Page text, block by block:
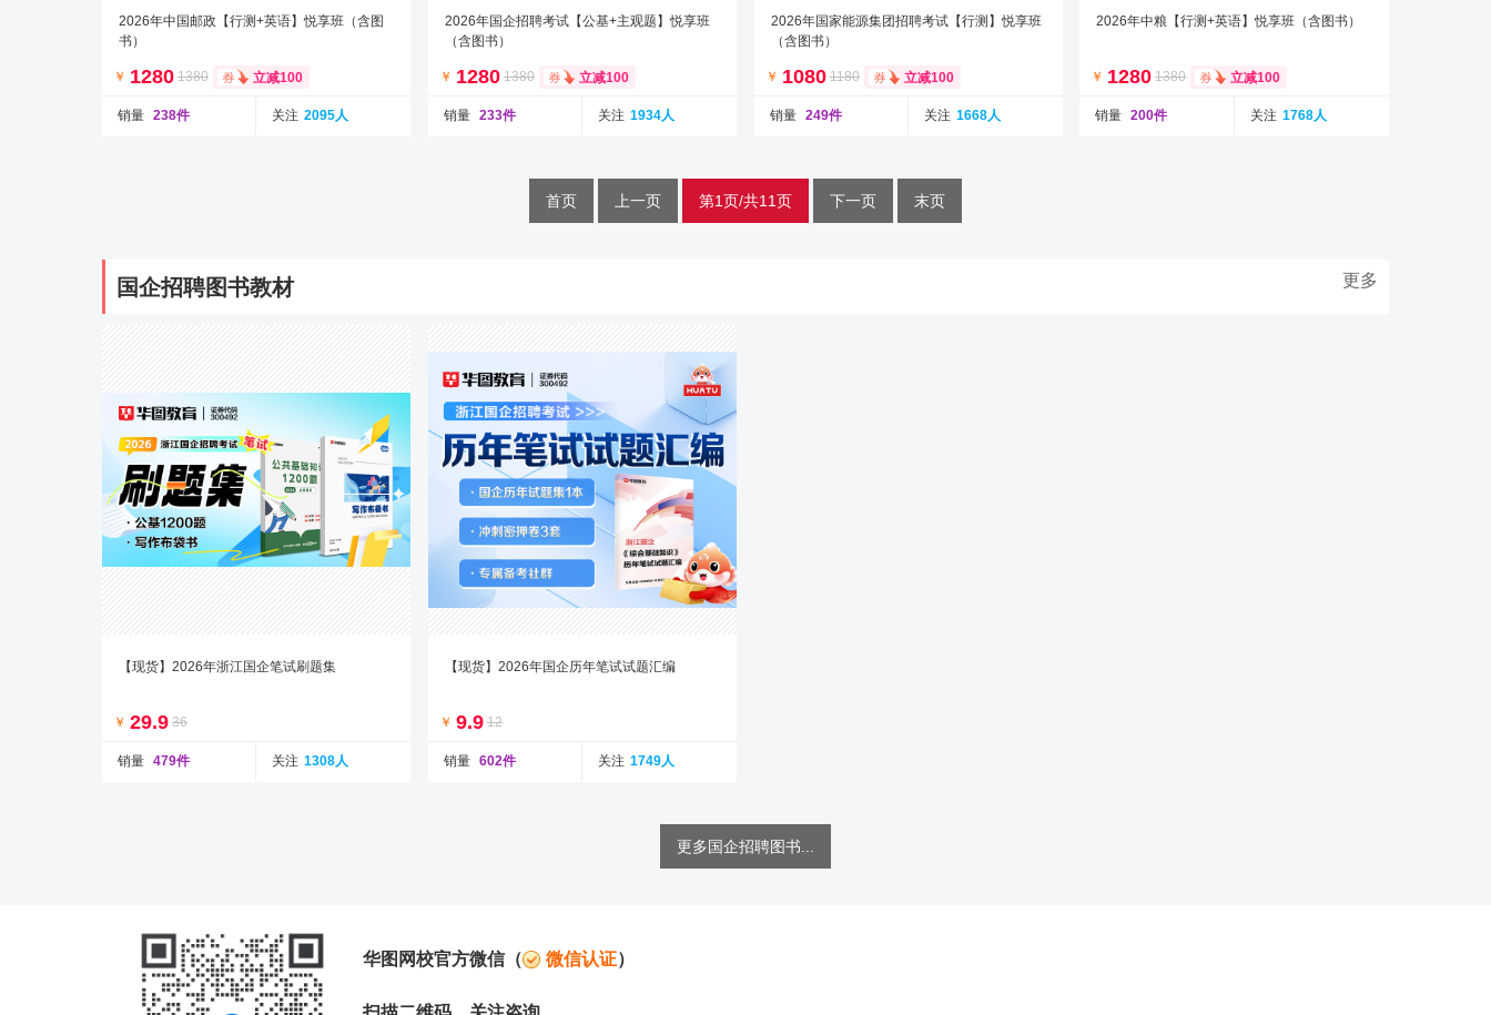
2026年中国邮政【行测+英语】悦享班（含图
书）
￥ 1280 1380 立减100
销量 238件 关注 2095人
2026年国企招聘考试【公基+主观题】悦享班
（含图书）
￥ 1280 1380 立减100
销量 233件 关注 1934人
2026年国家能源集团招聘考试【行测】悦享班
（含图书）
￥ 1080 1180 立减100
销量 249件 关注 1668人
2026年中粮【行测+英语】悦享班（含图书）
￥ 1280 1380 立减100
销量 200件 关注 1768人
首页 上一页 第1页/共11页 下一页 末页
更多
国企招聘图书教材
【现货】2026年浙江国企笔试刷题集
￥ 29.9 36
销量 479件 关注 1308人
【现货】2026年国企历年笔试试题汇编
￥ 9.9 12
销量 602件 关注 1749人
更多国企招聘图书...
华图网校官方微信（ 微信认证）